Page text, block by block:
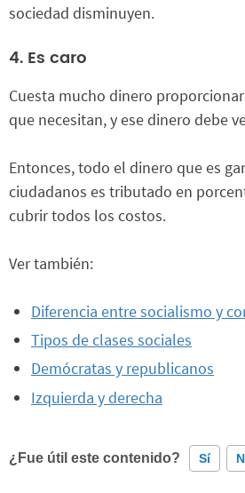
sociedad disminuyen.
4. Es caro
Cuesta mucho dinero
que necesitan, y ese dinero debe
Entonces, todo el dinero que es
ciudadanos es tributado en
cubrir todos los costos.
Ver también:
Diferencia entre socialismo y
Tipos de clases sociales
Demócratas y republicanos
Izquierda y derecha
¿Fue útil este contenido? Sí